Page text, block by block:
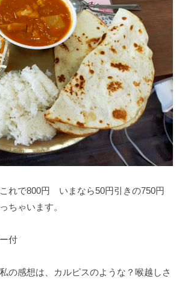
れで800円 いまなら50円引きの750円
ちゃいます。
付
の感想は、カルピスのような？喉越しさ